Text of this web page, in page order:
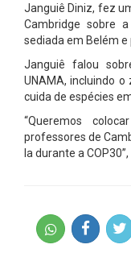
Janguiê Diniz, fez
Cambridge sobre
sediada em Belém e
Janguiê falou
UNAMA, incluindo
cuida de espécies
“Queremos
professores de
la durante a COP30”,